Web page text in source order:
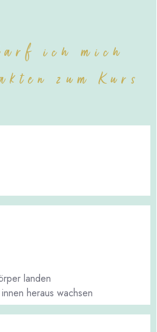
ich mich
zum Kurs
landen
heraus wachsen